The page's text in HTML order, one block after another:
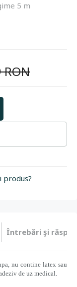
5 m
RON
produs?
Întrebări şi
nu contine latex sau
de uz medical.